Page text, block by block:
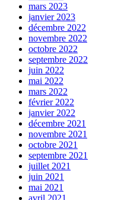
mars 2023
janvier 2023
décembre 2022
novembre 2022
octobre 2022
septembre 2022
juin 2022
mai 2022
mars 2022
février 2022
janvier 2022
décembre 2021
novembre 2021
octobre 2021
septembre 2021
juillet 2021
juin 2021
mai 2021
avril 2021